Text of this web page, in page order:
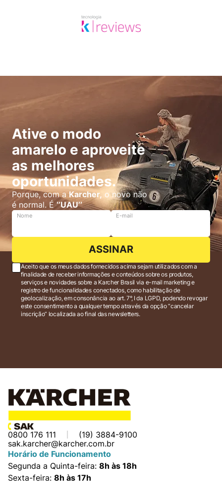
Ative o modo
amarelo e aproveite
as melhores
oportunidades.
Porque, com aKarcher, o novo não
é normal. É‘’UAU’’
Nome E-mail
ASSINAR
Aceito que os meus dados fornecidos acima sejam utilizados com a
finalidade de receber informações e conteúdos sobre os produtos,
serviços e novidades sobre a Karcher Brasil via e-mail marketing e
registro de funcionalidades conectados, como habilitação de
geolocalização, em consonância ao art. 7°, I da LGPD, podendo revogar
este consentimento a qualquer tempo através da opção “cancelar
inscrição” localizada ao final das newsletters.
0800 176 111
(19) 3884-9100
sak.karcher@karcher.com.br
Horário de Funcionamento
Segunda a Quinta-feira: 8h às 18h
Sexta-feira: 8h às 17h